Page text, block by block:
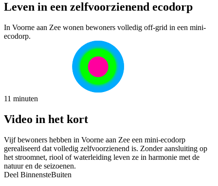
Leven in een zelfvoorzienend ecodorp
In Voorne aan Zee wonen bewoners volledig off-grid in een mini-
ecodorp.
11 minuten
Video in het kort
Vijf bewoners hebben in Voorne aan Zee een mini-ecodorp
gerealiseerd dat volledig zelfvoorzienend is. Zonder aansluiting op
het stroomnet, riool of waterleiding leven ze in harmonie met de
natuur en de seizoenen.
Deel BinnensteBuiten